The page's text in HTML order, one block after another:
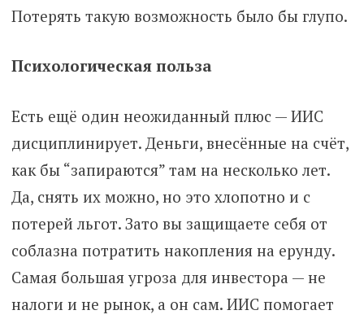
Потерять такую возможность было бы глупо.
Психологическая польза
Есть ещё один неожиданный плюс — ИИС
дисциплинирует. Деньги, внесённые на счёт,
как бы “запираются” там на несколько лет.
Да, снять их можно, но это хлопотно и с
потерей льгот. Зато вы защищаете себя от
соблазна потратить накопления на ерунду.
Самая большая угроза для инвестора — не
налоги и не рынок, а он сам. ИИС помогает